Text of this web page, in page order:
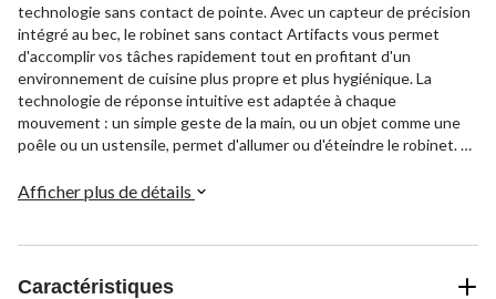
technologie sans contact de pointe. Avec un capteur de précision
intégré au bec, le robinet sans contact Artifacts vous permet
d'accomplir vos tâches rapidement tout en profitant d'un
environnement de cuisine plus propre et plus hygiénique. La
technologie de réponse intuitive est adaptée à chaque
mouvement : un simple geste de la main, ou un objet comme une
poêle ou un ustensile, permet d'allumer ou d'éteindre le robinet. La
d'effectuer différentes tâches : le vaporisateur BerrySoft pour la
Afficher plus de détails
Caractéristiques